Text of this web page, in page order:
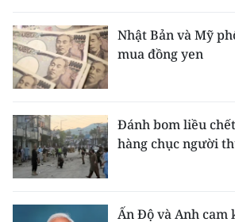
THỜI NAY
NHÂN DÂN CUỐI TUẦN
MUA BÁO
ĐỌC BÁO IN
Nhật Bản và Mỹ
mua đồng yen
Đánh bom liều
hàng chục người
Ấn Độ và Anh cam